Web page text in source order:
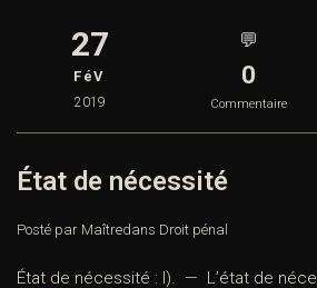
27
FéV
2019
💬
0
Commentaire
État de nécessité
Posté par Maîtredans Droit pénal
État de nécessité : I). — L’état de